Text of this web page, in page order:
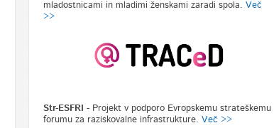
mladostnicami in mladimi ženskami zaradi spola.Več
>>
Str-ESFRI- Projekt v podporo Evropskemu strateškemu
forumu za raziskovalne infrastrukture.Več >>